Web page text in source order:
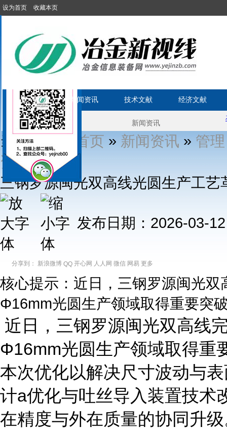
设为首页 收藏本页
首 页 新闻资讯 技术文献 经济文献
当前位置1: 首页 » 新闻资讯 » 管理
资讯 » 正文
三钢罗源闽光双高线光圆生产工艺
发布日期：2026-03-
分享到： 新浪微博 QQ 开心网 人人网 微信 网易 更多
核心提示：近日，三钢罗源闽光
Φ16mm光圆生产领域取得重要突
近日，三钢罗源闽光双高线
Φ16mm光圆生产领域取得重
本次优化以解决尺寸波动与
计a优化与吐丝导入装置技术
在精度与外在质量的协同升